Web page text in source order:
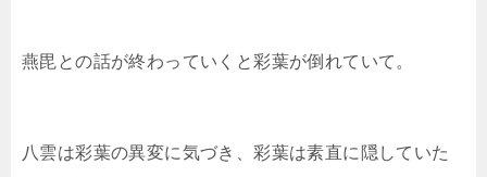
燕毘との話が終わっていくと彩葉が倒れていて。
八雲は彩葉の異変に気づき、彩葉は素直に隠していた